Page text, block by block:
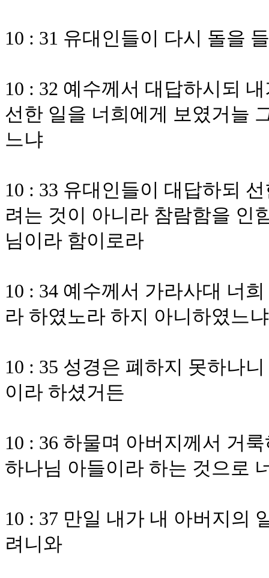
10 : 31 유대인들이 다시 돌을
10 : 32 예수께서 대답하시되
선한 일을 너희에게 보였거늘
느냐
10 : 33 유대인들이 대답하되
려는 것이 아니라 참람함을 인
님이라 함이로라
10 : 34 예수께서 가라사대 너
라 하였노라 하지 아니하였느냐
10 : 35 성경은 폐하지 못하나
이라 하셨거든
10 : 36 하물며 아버지께서 거
하나님 아들이라 하는 것으로
10 : 37 만일 내가 내 아버지의
려니와